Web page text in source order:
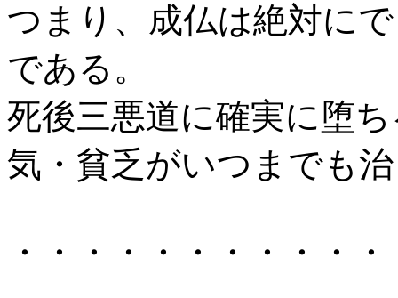
つまり、成仏は絶対に
である。
死後三悪道に確実に堕
気・貧乏がいつまでも
・・・・・・・・・・